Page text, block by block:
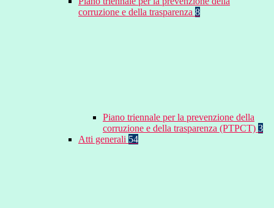
corruzione e della trasparenza 8
Piano triennale per la prevenzione della
corruzione e della trasparenza (PTPCT) 3
Atti generali 54